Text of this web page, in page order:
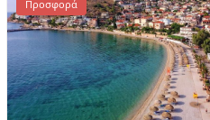
Προσφορά